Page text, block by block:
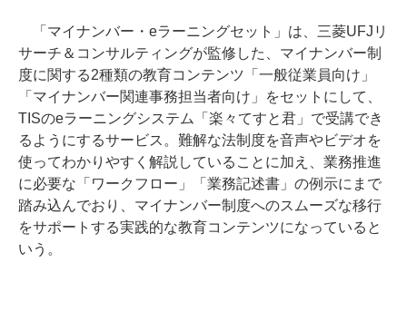
「マイナンバー・eラーニングセット」は、三菱UFJリ
サーチ＆コンサルティングが監修した、マイナンバー制
度に関する2種類の教育コンテンツ「一般従業員向け」
「マイナンバー関連事務担当者向け」をセットにして、
TISのeラーニングシステム「楽々てすと君」で受講でき
るようにするサービス。難解な法制度を音声やビデオを
使ってわかりやすく解説していることに加え、業務推進
に必要な「ワークフロー」「業務記述書」の例示にまで
踏み込んでおり、マイナンバー制度へのスムーズな移行
をサポートする実践的な教育コンテンツになっていると
いう。